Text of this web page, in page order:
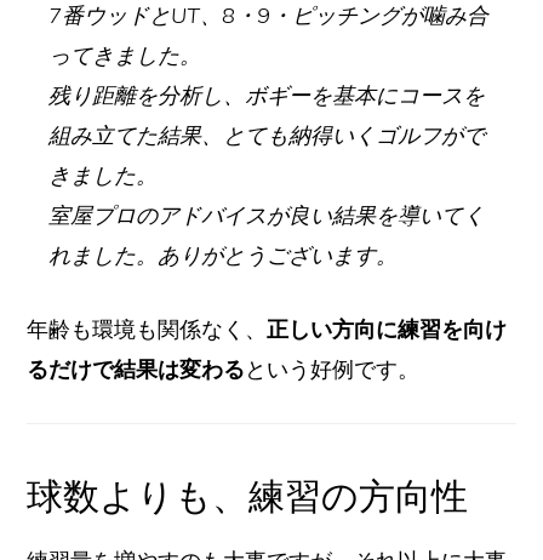
7番ウッドとUT、8・9・ピッチングが噛み合
ってきました。
残り距離を分析し、ボギーを基本にコースを
組み立てた結果、とても納得いくゴルフがで
きました。
室屋プロのアドバイスが良い結果を導いてく
れました。ありがとうございます。
年齢も環境も関係なく、正しい方向に練習を向け
るだけで結果は変わるという好例です。
球数よりも、練習の方向性